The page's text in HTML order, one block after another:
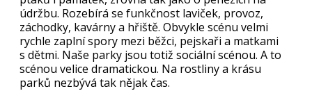
údržbu. Rozebírá se funkčnost laviček, provoz,
záchodky, kavárny a hřiště. Obvykle scénu velmi
rychle zaplní spory mezi běžci, pejskaři a matkami
s dětmi. Naše parky jsou totiž sociální scénou. A to
scénou velice dramatickou. Na rostliny a krásu
parků nezbývá tak nějak čas.